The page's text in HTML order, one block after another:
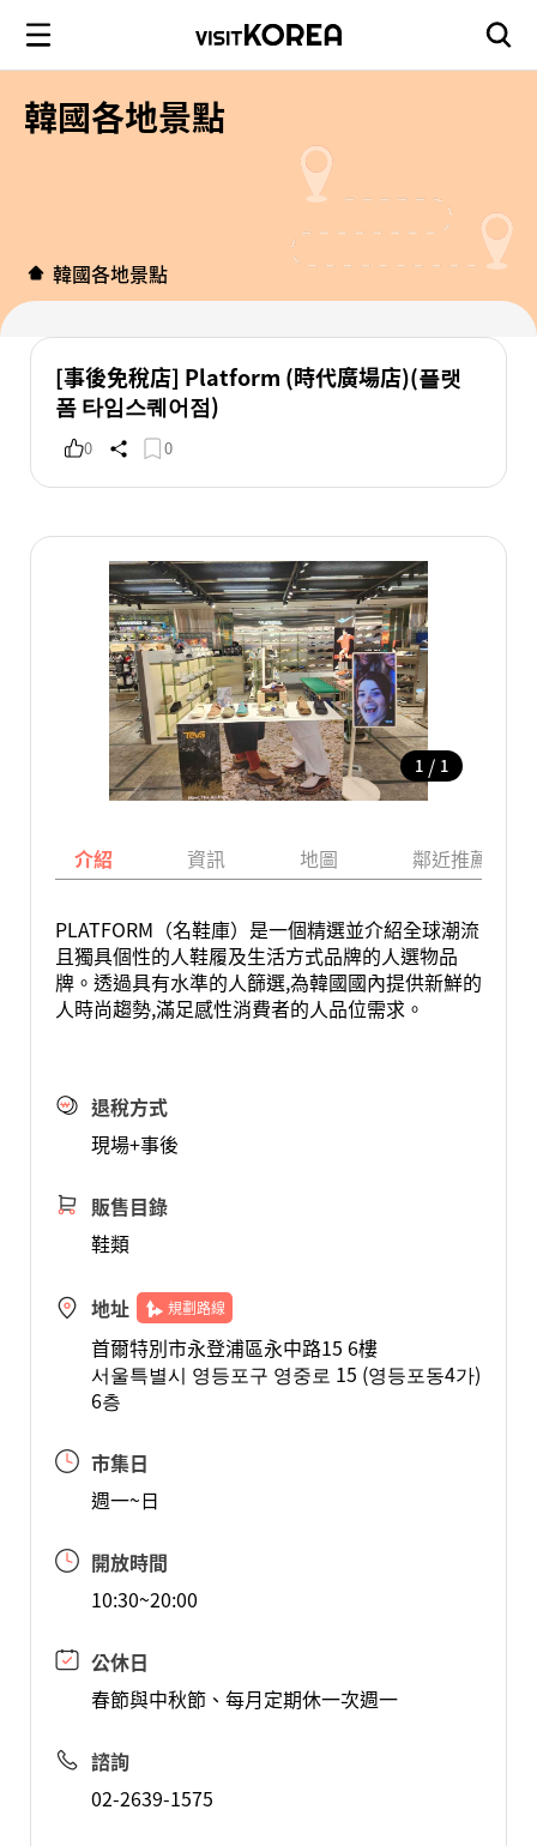
韓國各地景點
韓國各地景點
[事後免稅店] Platform (時代廣場店)(플랫
폼 타임스퀘어점)
0 0
1 / 1
介紹 資訊 地圖 鄰近推薦景點
PLATFORM（名鞋庫）是一個精選並介紹全球潮流
且獨具個性的人鞋履及生活方式品牌的人選物品
牌。透過具有水準的人篩選,為韓國國內提供新鮮的
人時尚趨勢,滿足感性消費者的人品位需求。
退稅方式
現場+事後
販售目錄
鞋類
地址 規劃路線
首爾特別市永登浦區永中路15 6樓
서울특별시 영등포구 영중로 15 (영등포동4가)
6층
市集日
週一~日
開放時間
10:30~20:00
公休日
春節與中秋節、每月定期休一次週一
諮詢
02-2639-1575